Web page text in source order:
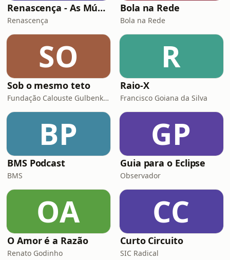
Renascença - As Músicas Espetaculares de Natal
Renascença
Bola na Rede
Bola na Rede
SO
Sob o mesmo teto
Fundação Calouste Gulbenkian
R
Raio-X
Francisco Goiana da Silva
BP
BMS Podcast
BMS
GP
Guia para o Eclipse
Observador
OA
O Amor é a Razão
Renato Godinho
CC
Curto Circuito
SIC Radical